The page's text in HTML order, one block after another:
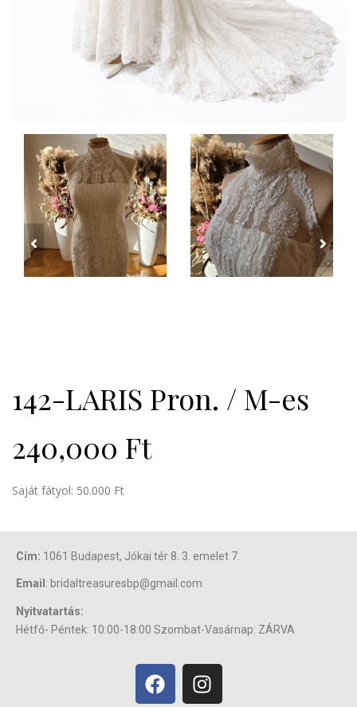
prev next
142-LARIS Pron. / M-es
240,000 Ft
Saját fátyol: 50.000 Ft
Cím: 1061 Budapest, Jókai tér 8. 3. emelet 7.
Email : bridaltreasuresbp@gmail.com
Nyitvatartás:
Hétfő- Péntek: 10:00-18:00 Szombat-Vasárnap: ZÁRVA